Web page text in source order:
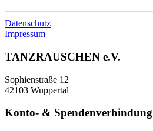
Datenschutz
Impressum
TANZRAUSCHEN e.V.
Sophienstraße 12
42103 Wuppertal
Konto- & Spendenverbindung